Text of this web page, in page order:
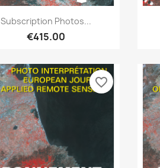
Quick view
Subscription Photos...
€415.00
favorite_border